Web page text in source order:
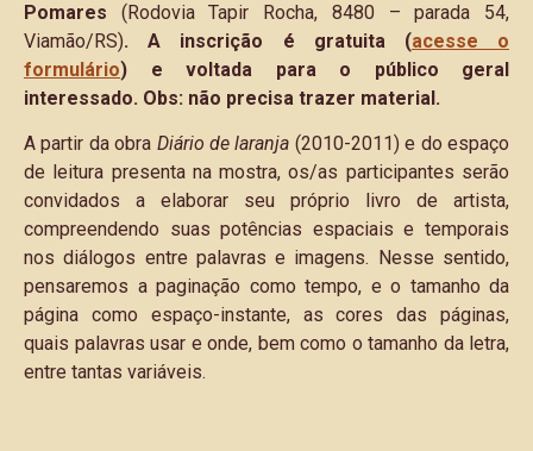
Pomares (Rodovia Tapir Rocha, 8480 – parada 54,
Viamão/RS). A inscrição é gratuita (acesse o
formulário) e voltada para o público geral
interessado. Obs: não precisa trazer material.
A partir da obra Diário de laranja (2010-2011) e do espaço
de leitura presenta na mostra, os/as participantes serão
convidados a elaborar seu próprio livro de artista,
compreendendo suas potências espaciais e temporais
nos diálogos entre palavras e imagens. Nesse sentido,
pensaremos a paginação como tempo, e o tamanho da
página como espaço-instante, as cores das páginas,
quais palavras usar e onde, bem como o tamanho da letra,
entre tantas variáveis.